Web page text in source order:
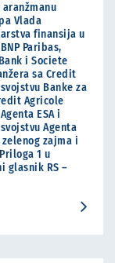
Vlada
finansija u
Paribas,
i Societe
sa Credit
Banke za
Agricole
ESA i
Agenta
zajma i
1 u
glasnik RS –